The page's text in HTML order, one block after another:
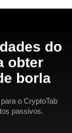
do
obter
borla
o CryptoTab
passivos.